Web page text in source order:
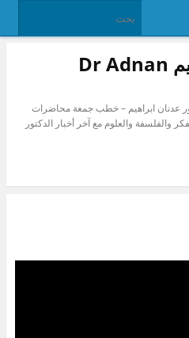
الدكتور عدنان إبراهيم Dr Adnan
عدنان ابراهيم – خطب جمعة محاضرات
والفلسفة والعلوم مع آخر أخبار الدكتور